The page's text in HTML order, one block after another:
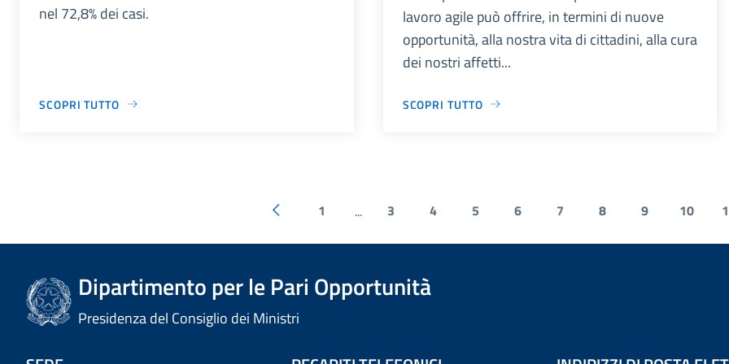
nel 72,8% dei casi.
SCOPRI TUTTO
lavoro agile può offrire, in termini di nuove
opportunità, alla nostra vita di cittadini, alla cura
dei nostri affetti...
SCOPRI TUTTO
1 ... 3 4 5 6 7 8 9 10
Dipartimento per le Pari Opportunità
Presidenza del Consiglio dei Ministri